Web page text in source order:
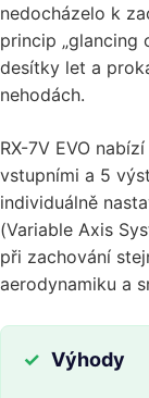
nedocházelo k
princip „glancing
desítky let a
nehodách.
RX-7V EVO
vstupními a 5
individuálně
(Variable Axis
při zachování
aerodynamiku a
Výhody